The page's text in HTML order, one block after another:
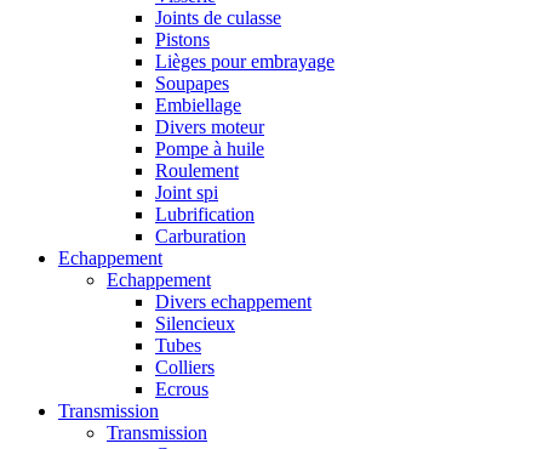
Joints de culasse
Pistons
Lièges pour embrayage
Soupapes
Embiellage
Divers moteur
Pompe à huile
Roulement
Joint spi
Lubrification
Carburation
Echappement
Echappement
Divers echappement
Silencieux
Tubes
Colliers
Ecrous
Transmission
Transmission